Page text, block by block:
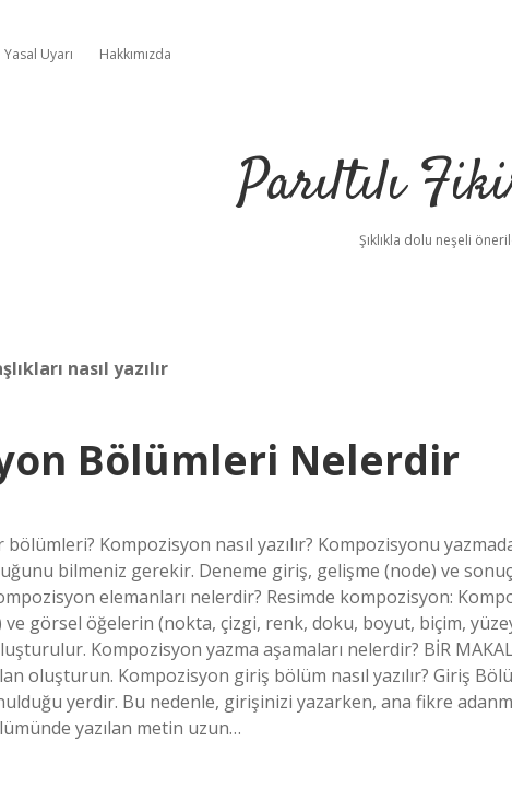
Yasal Uyarı Hakkımızda
Parıltılı
Şıklıkla dolu neşeli
nasıl yazılır
Bölümleri Nelerdir
bölümleri? Kompozisyon nasıl yazılır? Kompozisyonu
bilmeniz gerekir. Deneme giriş, gelişme (node) ve
elemanları nelerdir? Resimde kompozisyon:
ve görsel öğelerin (nokta, çizgi, renk, doku, boyut, biçim,
Kompozisyon yazma aşamaları nelerdir? BİR
oluşturun. Kompozisyon giriş bölüm nasıl yazılır? Giriş
yerdir. Bu nedenle, girişinizi yazarken, ana fikre
yazılan metin uzun…